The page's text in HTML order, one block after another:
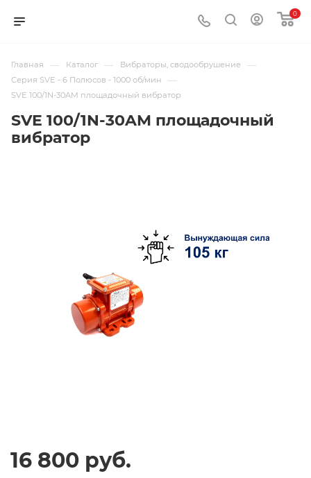
0
Главная — Каталог — Вибраторы, сводообрушение —
Серия SVE - 6 Полюсов - 1000 об/мин —
SVE 100/1N-30AM площадочный вибратор
SVE 100/1N-30AM площадочный
вибратор
16 800 руб.